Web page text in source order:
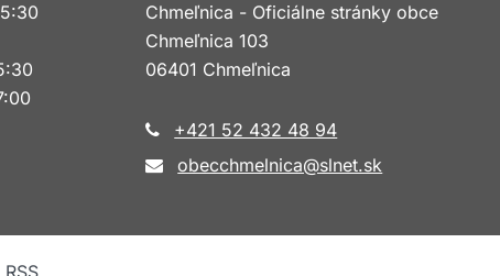
Chmeľnica - Oficiálne stránky obce
Chmeľnica 103
06401 Chmeľnica
+421 52 432 48 94
obecchmelnica@slnet.sk
RSS